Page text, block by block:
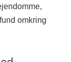
omkring